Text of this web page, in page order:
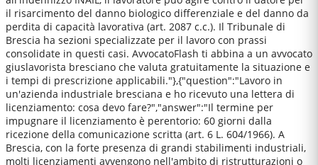
il risarcimento del danno biologico differenziale e del danno da
perdita di capacità lavorativa (art. 2087 c.c.). Il Tribunale di
Brescia ha sezioni specializzate per il lavoro con prassi
consolidate in questi casi. AvvocatoFlash ti abbina a un avvocato
giuslavorista bresciano che valuta gratuitamente la situazione e
i tempi di prescrizione applicabili."},{"question":"Lavoro in
un'azienda industriale bresciana e ho ricevuto una lettera di
licenziamento: cosa devo fare?","answer":"Il termine per
impugnare il licenziamento è perentorio: 60 giorni dalla
ricezione della comunicazione scritta (art. 6 L. 604/1966). A
Brescia, con la forte presenza di grandi stabilimenti industriali,
molti licenziamenti avvengono nell'ambito di ristrutturazioni o